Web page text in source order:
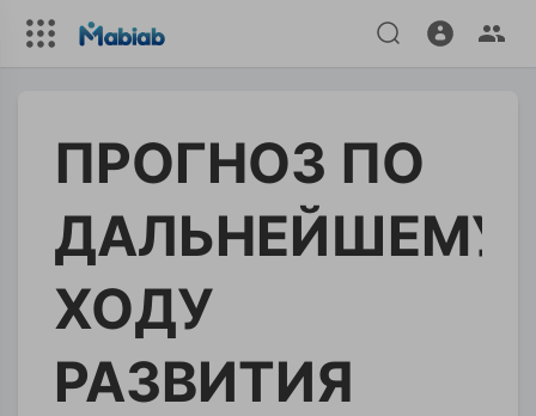
ПРОГНОЗ ПО
ДАЛЬНЕЙШЕМУ
ХОДУ
РАЗВИТИЯ